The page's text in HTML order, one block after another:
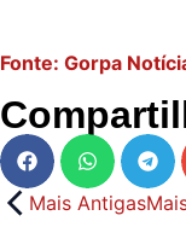
Fonte: Gorpa
Mais Antigas